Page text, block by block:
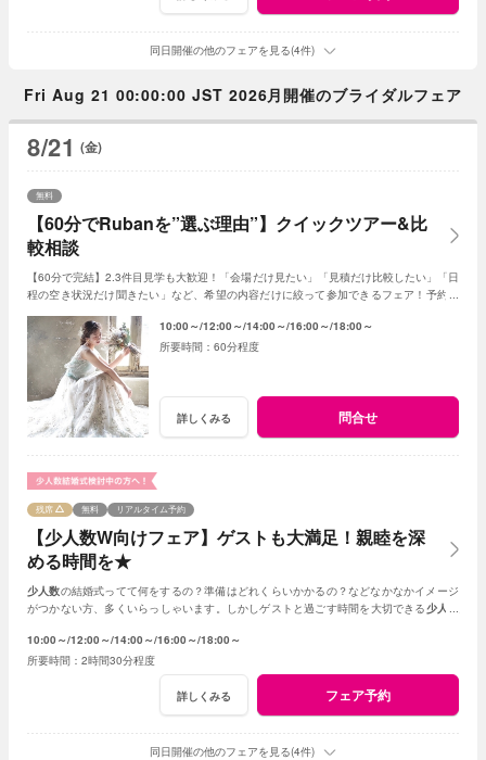
同日開催の他のフェアを見る(4件)
Fri Aug 21 00:00:00 JST 2026月開催のブライダルフェア
8/21 (金)
【60分でRubanを”選ぶ理由”】クイックツアー&比
較相談
無料
【60分で完結】2.3件目見学も大歓迎！「会場だけ見たい」「見積だけ比較したい」「日
程の空き状況だけ聞きたい」など、希望の内容だけに絞って参加できるフェア！予約時
10:00～ 12:00～ 14:00～ 16:00～ 18:00～
60分程度
詳しくみる 問合せ
【少人数W向けフェア】ゲストも大満足！親睦を深
める時間を★
残席 無料 リアルタイム予約
少人数の結婚式ってて何をするの？準備はどれくらいかかるの？などなかなかイメージ
がつかない方、多くいらっしゃいます。しかしゲストと過ごす時間を大切できる少人数
10:00～ 12:00～ 14:00～ 16:00～ 18:00～
2時間30分程度
詳しくみる フェア予約
同日開催の他のフェアを見る(4件)